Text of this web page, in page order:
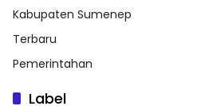
Kabupaten Sumenep
Terbaru
Pemerintahan
Label